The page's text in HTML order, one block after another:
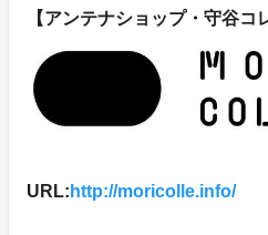
【アンテナショップ・守谷コ
URL: http://moricolle.info/